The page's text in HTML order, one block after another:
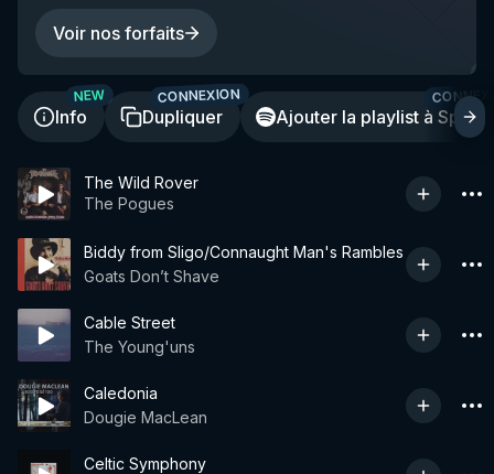
Voir nos forfaits
Info
NEW
Dupliquer
CONNEXION
Ajouter la playlist à
The Wild Rover
The Pogues
Biddy from Sligo/Connaught Man's Rambles
Goats Don’t Shave
Cable Street
The Young'uns
Caledonia
Dougie MacLean
Celtic Symphony